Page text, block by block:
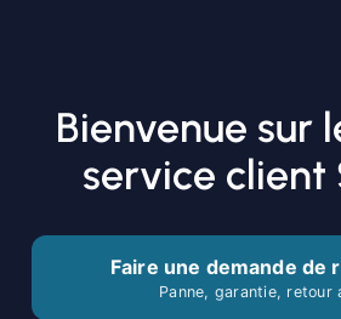
Bienvenue sur
service client
Faire une demande de
Panne, garantie, retour